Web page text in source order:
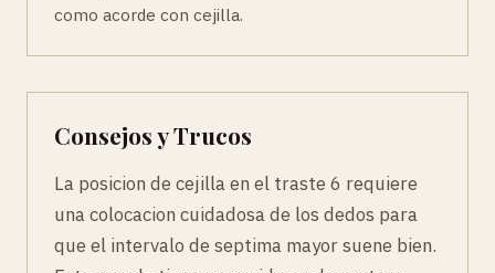
como acorde con cejilla.
Consejos y Trucos
La posicion de cejilla en el traste 6 requiere
una colocacion cuidadosa de los dedos para
que el intervalo de septima mayor suene bien.